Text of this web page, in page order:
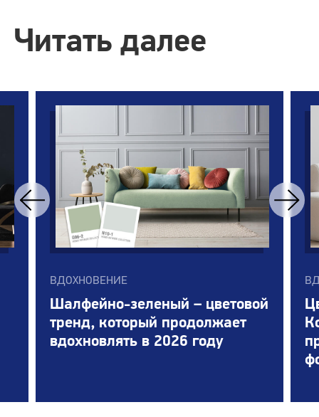
Читать далее
ВДОХНОВЕНИЕ
Шалфейно-зеленый – цветовой
тренд, который продолжает
вдохновлять в 2026 году